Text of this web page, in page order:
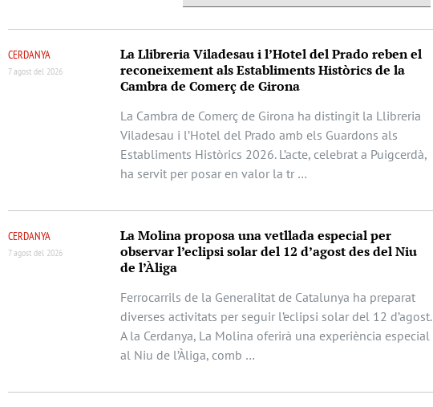
CERDANYA
7 agost del 2026
La Llibreria Viladesau i l’Hotel del Prado reben el
reconeixement als Establiments Històrics de la
Cambra de Comerç de Girona
La Cambra de Comerç de Girona ha distingit la Llibreria
Viladesau i l’Hotel del Prado amb els Guardons als
Establiments Històrics 2026. L’acte, celebrat a Puigcerdà,
ha servit per posar en valor la tr …
CERDANYA
7 agost del 2026
La Molina proposa una vetllada especial per
observar l’eclipsi solar del 12 d’agost des del Niu
de l’Àliga
Ferrocarrils de la Generalitat de Catalunya ha preparat
diverses activitats per seguir l’eclipsi solar del 12 d’agost.
A la Cerdanya, La Molina oferirà una experiència especial
al Niu de l’Àliga, comb …